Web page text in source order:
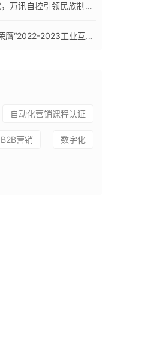
讯自控引领民族制造创新
业互联网十大科技影响力产品”奖
自动化营销课程认证
B2B营销 数字化